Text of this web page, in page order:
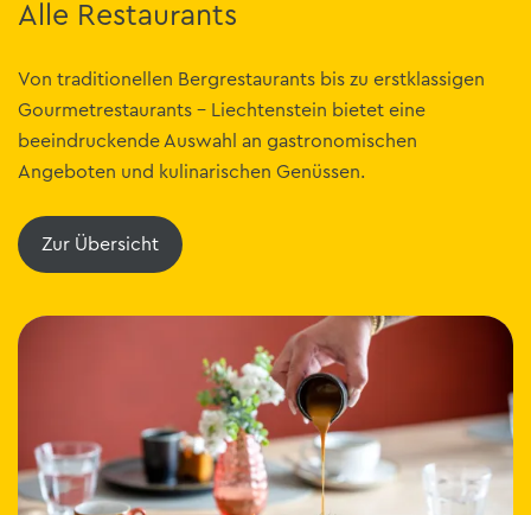
Alle Restaurants
Von traditionellen Bergrestaurants bis zu erstklassigen
Gourmetrestaurants - Liechtenstein bietet eine
beeindruckende Auswahl an gastronomischen
Angeboten und kulinarischen Genüssen.
Zur Übersicht